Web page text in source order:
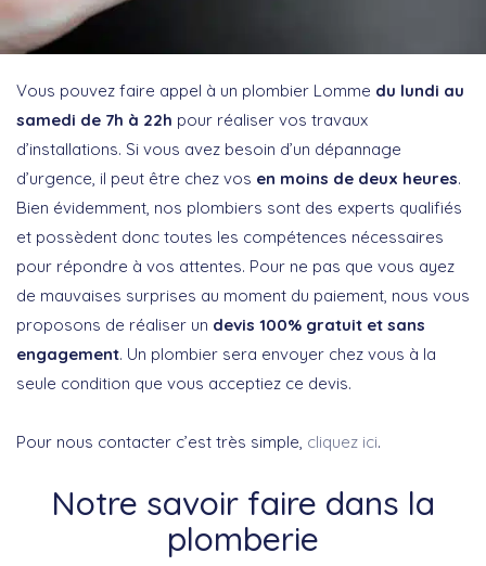
Vous pouvez faire appel à un plombier Lomme du lundi au
samedi de 7h à 22h pour réaliser vos travaux
d’installations. Si vous avez besoin d’un dépannage
d’urgence, il peut être chez vos en moins de deux heures.
Bien évidemment, nos plombiers sont des experts qualifiés
et possèdent donc toutes les compétences nécessaires
pour répondre à vos attentes. Pour ne pas que vous ayez
de mauvaises surprises au moment du paiement, nous vous
proposons de réaliser un devis 100% gratuit et sans
engagement. Un plombier sera envoyer chez vous à la
seule condition que vous acceptiez ce devis.
Pour nous contacter c’est très simple, cliquez ici.
Notre savoir faire dans la
plomberie